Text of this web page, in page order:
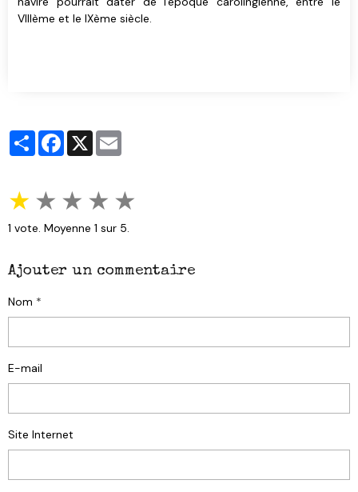
VIIIème et le IXème siècle.
PartagerFacebook
X
★★ ★ ★ ★
1 vote. Moyenne 1 sur 5.
Ajouter un commentaire
Nom
E-mail
Site Internet